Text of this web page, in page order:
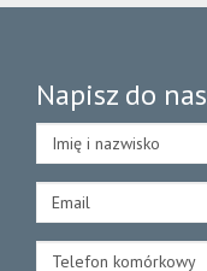
Napisz do nas